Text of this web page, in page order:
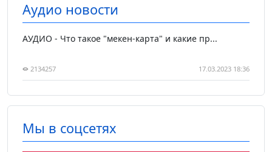
Аудио новости
АУДИО - Что такое "мекен-карта" и какие пр...
2134257 17.03.2023 18:36
Мы в соцсетях